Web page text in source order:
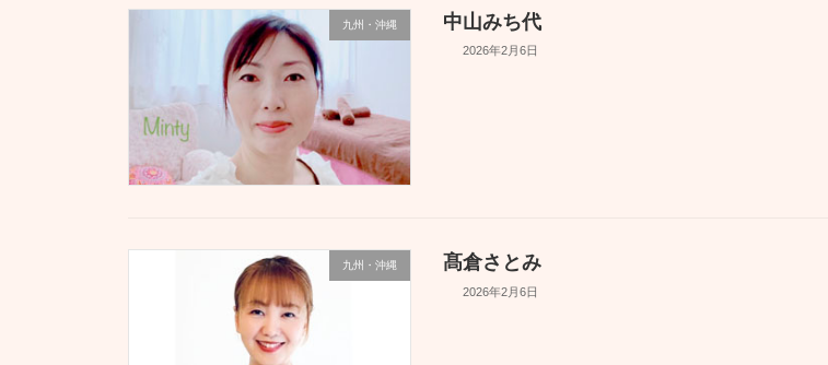
九州・沖縄 中山みち代
2026年2月6日
九州・沖縄 髙倉さとみ
2026年2月6日